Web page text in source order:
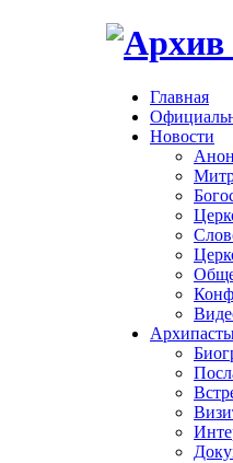
Главная
Новости